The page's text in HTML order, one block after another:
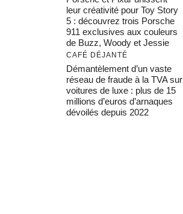
leur créativité pour Toy Story
5 : découvrez trois Porsche
911 exclusives aux couleurs
de Buzz, Woody et Jessie
CAFÉ DÉJANTÉ
Démantèlement d’un vaste
réseau de fraude à la TVA sur
voitures de luxe : plus de 15
millions d’euros d’arnaques
dévoilés depuis 2022